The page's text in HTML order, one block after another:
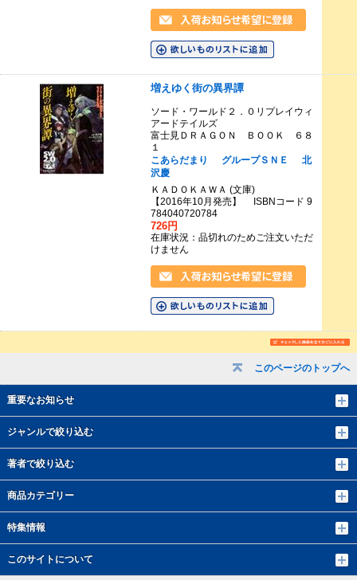
このページのトップへ
重要なお知らせ
ジャンルで絞り込む
著者で絞り込む
商品カテゴリー
特集情報
このサイトについて
増えゆく街の異界譚
ソード・ワールド２．０リプレイウィ
アードテイルズ
富士見ＤＲＡＧＯＮ ＢＯＯＫ ６８
１
こあらだまり
グループＳＮＥ
北
沢慶
ＫＡＤＯＫＡＷＡ (文庫)
【2016年10月発売】 ISBNコード 9
784040720784
726円
在庫状況：品切れのためご注文いただ
けません